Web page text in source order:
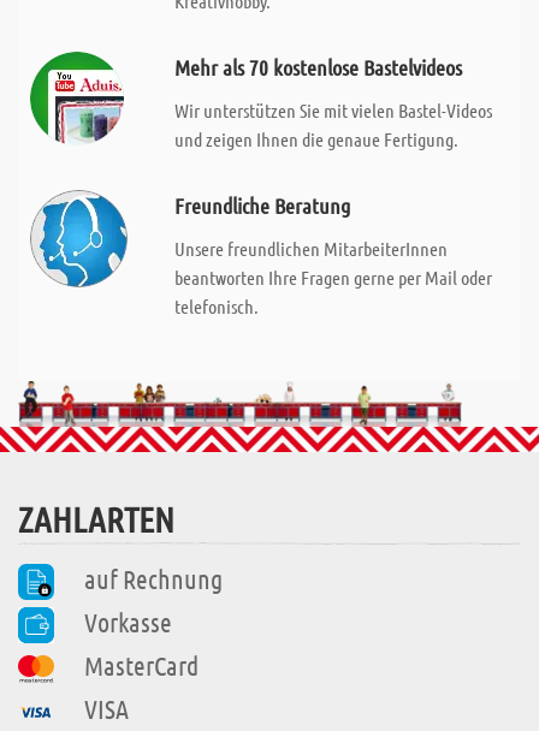
Mehr als 70 kostenlose Bastelvideos
Wir unterstützen Sie mit vielen Bastel-Videos
und zeigen Ihnen die genaue Fertigung.
Freundliche Beratung
Unsere freundlichen MitarbeiterInnen
beantworten Ihre Fragen gerne per Mail oder
telefonisch.
ZAHLARTEN
auf Rechnung
Vorkasse
MasterCard
VISA